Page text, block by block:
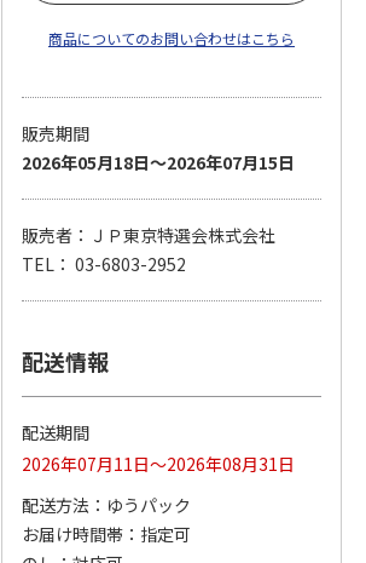
商品についてのお問い合わせはこちら
販売期間
2026年05月18日～2026年07月15日
販売者：ＪＰ東京特選会株式会社
TEL： 03-6803-2952
配送情報
配送期間
2026年07月11日～2026年08月31日
配送方法
ゆうパック
お届け時間帯
指定可